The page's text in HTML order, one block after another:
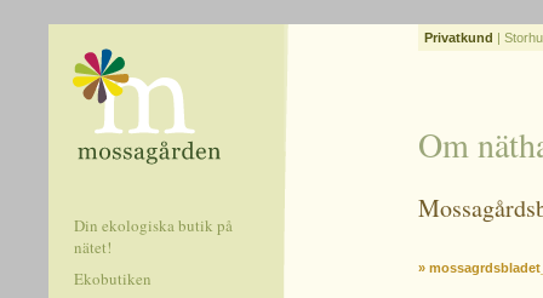
Din ekologiska butik på
nätet!
Ekobutiken
Privatkund |
Om
»